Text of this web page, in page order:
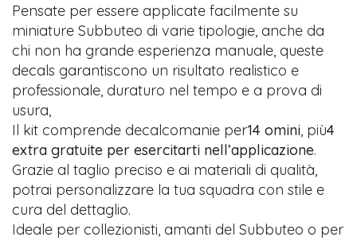
Pensate per essere applicate facilmente su
miniature Subbuteo di varie tipologie, anche da
chi non ha grande esperienza manuale, queste
decals garantiscono un risultato realistico e
professionale, duraturo nel tempo e a prova di
usura,
Il kit comprende decalcomanie per14 omini, più4
extra gratuite per esercitarti nell’applicazione.
Grazie al taglio preciso e ai materiali di qualità,
potrai personalizzare la tua squadra con stile e
cura del dettaglio.
Ideale per collezionisti, amanti del Subbuteo o per